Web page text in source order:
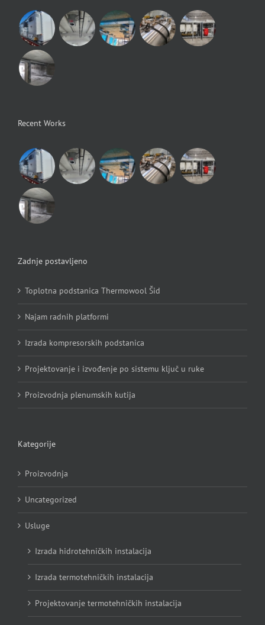
Recent Works
Zadnje postavljeno
Toplotna podstanica Thermowool Šid
Najam radnih platformi
Izrada kompresorskih podstanica
Projektovanje i izvođenje po sistemu ključ u ruke
Proizvodnja plenumskih kutija
Kategorije
Proizvodnja
Uncategorized
Usluge
Izrada hidrotehničkih instalacija
Izrada termotehničkih instalacija
Projektovanje termotehničkih instalacija